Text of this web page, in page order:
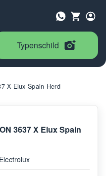
Typenschild
X Elux Spain Herd
3637 X Elux Spain
Electrolux